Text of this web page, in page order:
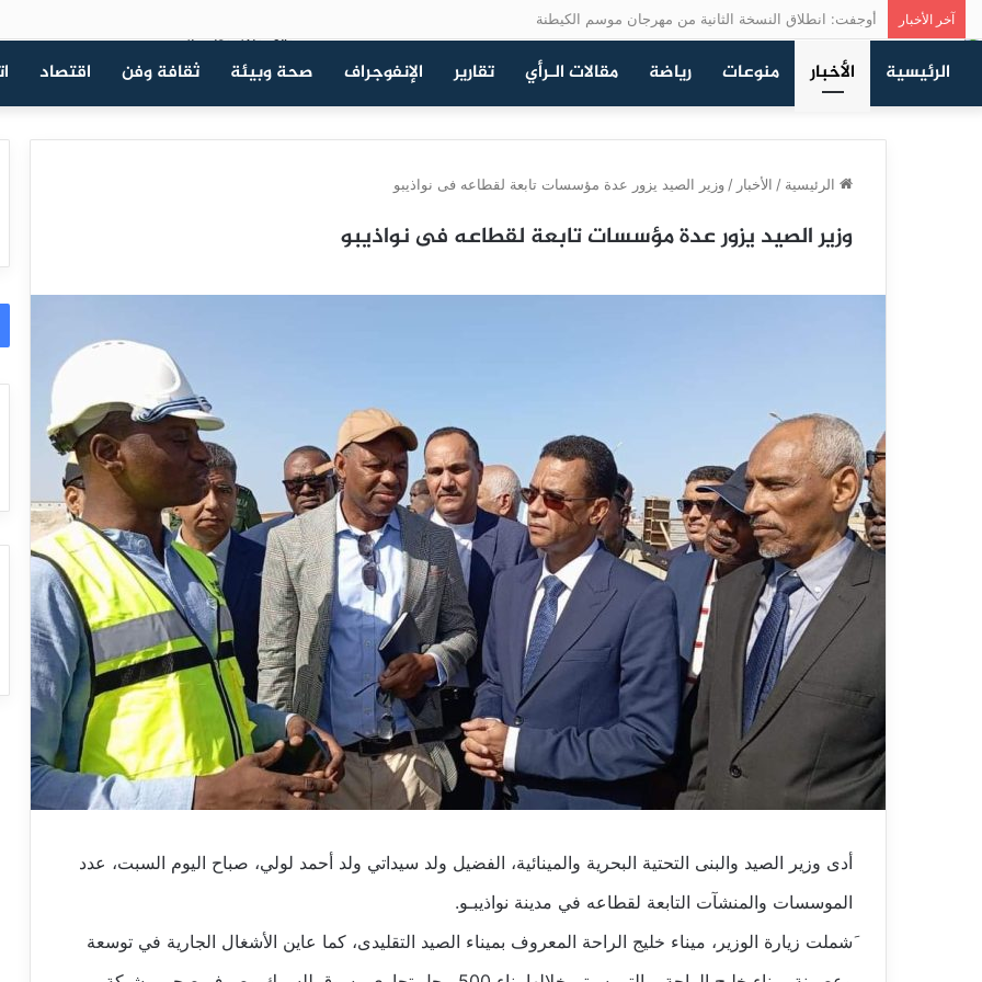
آخر الأخبار أوجفت: انطلاق النسخة الثانية من مهرجان موسم الكيطنة
الرئيسية الأخبار منوعات رياضة مقالات الـرأي تقارير الإنفوجراف صحة وبيئة ثقافة وفن اقتصاد
الرئيسية / الأخبار / وزير الصيد يزور عدة مؤسسات تابعة لقطاعه فى نواذيبو
وزير الصيد يزور عدة مؤسسات تابعة لقطاعه فى نواذيبو
أدى وزير الصيد والبنى التحتية البحرية والمينائية، الفضيل ولد سيداتي ولد أحمد لولي، صباح اليوم السبت، عدد
الموسسات والمنشآت التابعة لقطاعه في مدينة نواذيبـو.
َشملت زيارة الوزير، ميناء خليج الراحة المعروف بميناء الصيد التقليدى، كما عاين الأشغال الجارية في توسعة